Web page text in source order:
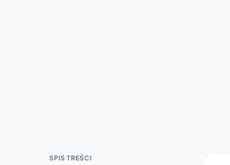
SPIS TREŚCI